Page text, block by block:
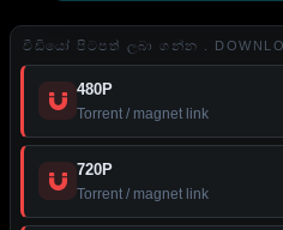
වීඩියෝ පිටපත් ලබා ගන්න .
480P
Torrent / magnet link
720P
Torrent / magnet link